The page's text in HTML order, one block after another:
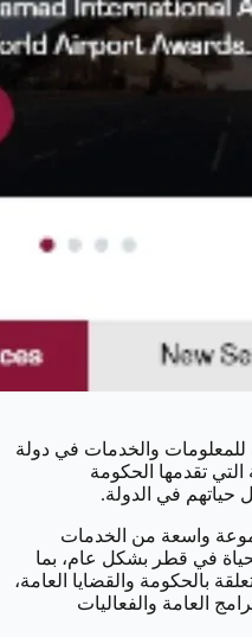
والخدمات في دولة
التي تقدمها الحكومة
حياتهم في الدولة.
واسعة من الخدمات
في قطر بشكل عام، بما
بالحكومة والقضايا العامة،
العامة والفعاليات